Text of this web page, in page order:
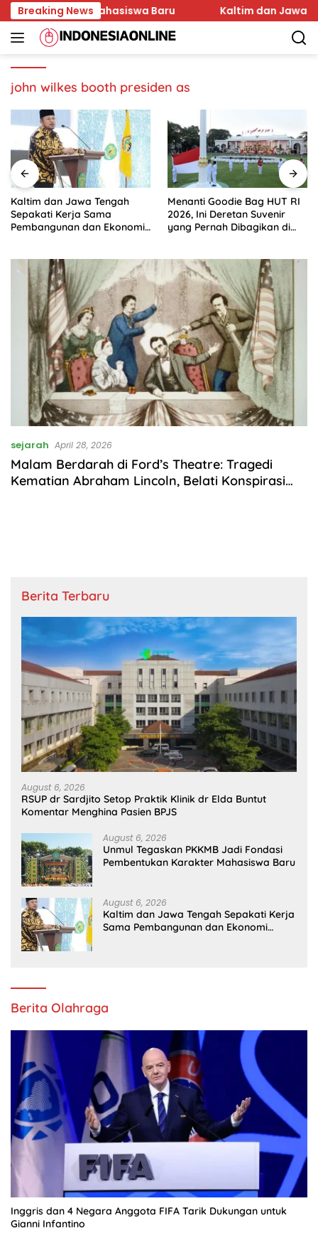
Skip
to
content
Breaking News
Karakter Mahasiswa Baru Kaltim dan Jawa
john wilkes booth presiden as
Kaltim dan Jawa Tengah
Sepakati Kerja Sama
Pembangunan dan Ekonomi
Menanti Goodie Bag HUT RI
2026, Ini Deretan Suvenir
yang Pernah Dibagikan di
sejarah April 28, 2026
Malam Berdarah di Ford’s Theatre: Tragedi
Kematian Abraham Lincoln, Belati Konspirasi
Berita Terbaru
August 6, 2026
RSUP dr Sardjito Setop Praktik Klinik dr Elda Buntut
Komentar Menghina Pasien BPJS
August 6, 2026
Unmul Tegaskan PKKMB Jadi Fondasi
Pembentukan Karakter Mahasiswa Baru
August 6, 2026
Kaltim dan Jawa Tengah Sepakati Kerja
Sama Pembangunan dan Ekonomi
Berita Olahraga
Inggris dan 4 Negara Anggota FIFA Tarik Dukungan untuk
Gianni Infantino